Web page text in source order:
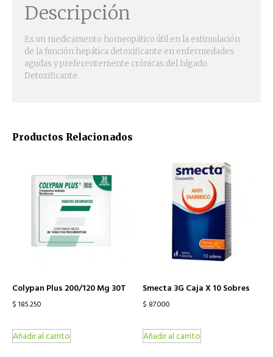
Productos Relacionados
Colypan Plus 200/120 Mg 30T
$ 185.250
Añadir al carrito
Smecta 3G Caja X 10 Sobres
$ 87.000
Añadir al carrito
Descripción
Es un medicamento homeopático útil en la estimulación
de la función hepática detoxificante en enfermedades
agudas y preferentemente crónicas del hígado.
Detoxificante.